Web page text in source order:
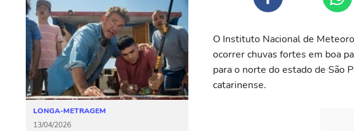
LONGA-METRAGEM
13/04/2026
O Instituto Nacional de
ocorrer chuvas fortes em boa
para o norte do estado de São
catarinense.